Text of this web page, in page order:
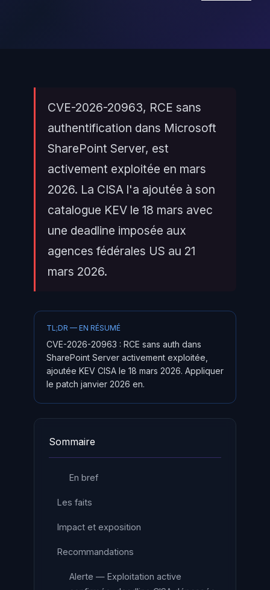
CVE-2026-20963, RCE sans
authentification dans Microsoft
SharePoint Server, est
activement exploitée en mars
2026. La CISA l'a ajoutée à son
catalogue KEV le 18 mars avec
une deadline imposée aux
agences fédérales US au 21
mars 2026.
TL;DR — EN RÉSUMÉ
CVE-2026-20963 : RCE sans auth dans
SharePoint Server activement exploitée,
ajoutée KEV CISA le 18 mars 2026. Appliquer
le patch janvier 2026 en.
Sommaire
En bref
Les faits
Impact et exposition
Recommandations
Alerte — Exploitation active